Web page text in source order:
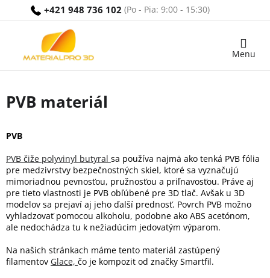
+421 948 736 102
Nákupný
PVB materiál
PVB
PVB čiže polyvinyl butyral sa používa najmä ako tenká PVB fólia
pre medzivrstvy bezpečnostných skiel, ktoré sa vyznačujú
mimoriadnou pevnosťou, pružnosťou a priľnavosťou. Práve aj
pre tieto vlastnosti je PVB obľúbené pre 3D tlač. Avšak u 3D
modelov sa prejaví aj jeho ďalší prednosť. Povrch PVB možno
vyhladzovať pomocou alkoholu, podobne ako ABS acetónom,
ale nedochádza tu k nežiadúcim jedovatým výparom.
Na našich stránkach máme tento materiál zastúpený
filamentov Glace, čo je kompozit od značky Smartfil.